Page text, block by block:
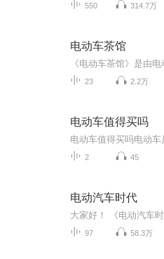
550 314.7万
电动车茶馆
23 2.2万
电动车值得买吗
2 45
电动汽车时代
97 58.3万